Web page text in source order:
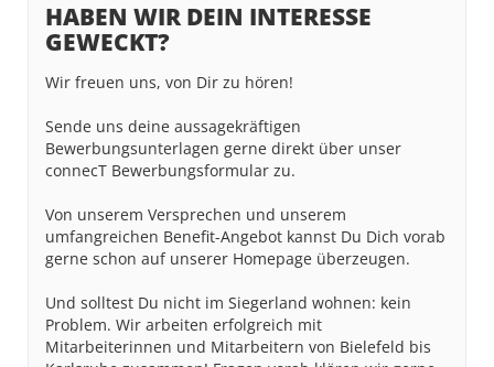
HABEN WIR DEIN INTERESSE
GEWECKT?
Wir freuen uns, von Dir zu hören!
Sende uns deine aussagekräftigen
Bewerbungsunterlagen gerne direkt über unser
connecT Bewerbungsformular zu.
Von unserem Versprechen und unserem
umfangreichen Benefit-Angebot kannst Du Dich vorab
gerne schon auf unserer Homepage überzeugen.
Und solltest Du nicht im Siegerland wohnen: kein
Problem. Wir arbeiten erfolgreich mit
Mitarbeiterinnen und Mitarbeitern von Bielefeld bis